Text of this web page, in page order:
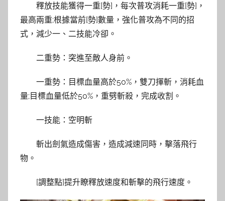
釋放技能獲得一重[勢]，每次普攻消耗一重[勢]，
最高兩重;根據當前[勢]數量，強化普攻為不同的招
式，減少一、二技能冷卻。
二重勢：突進至敵人身前。
一重勢：目標血量高於50%，雙刀揮斬，消耗血
量;目標血量低於50%，重劈斬殺，完成收割。
一技能：空明斬
斬出劍氣造成傷害，造成減速同時，擊落飛行
物。
[調整點]提升瞭釋放速度和斬擊的飛行速度。